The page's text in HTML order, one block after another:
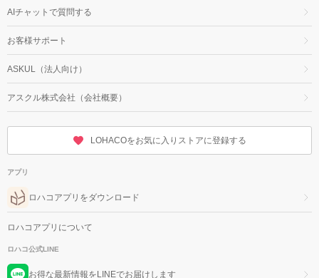
AIチャットで質問する
お客様サポート
ASKUL（法人向け）
アスクル株式会社（会社概要）
LOHACOをお気に入りストアに登録する
アプリ
ロハコアプリをダウンロード
ロハコアプリについて
ロハコ公式LINE
お得な最新情報をLINEでお届けします